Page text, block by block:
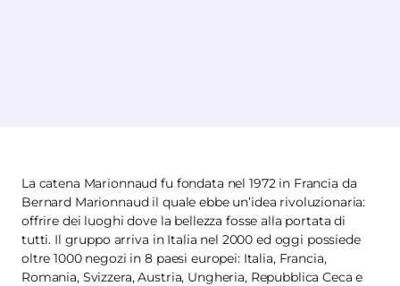
La catena Marionnaud fu fondata nel 1972 in Francia da
Bernard Marionnaud il quale ebbe un’idea rivoluzionaria:
offrire dei luoghi dove la bellezza fosse alla portata di
tutti. Il gruppo arriva in Italia nel 2000 ed oggi possiede
oltre 1000 negozi in 8 paesi europei: Italia, Francia,
Romania, Svizzera, Austria, Ungheria, Repubblica Ceca e